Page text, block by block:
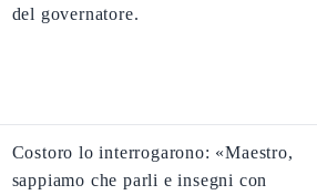
del governatore.
Costoro lo interrogarono: «Maestro,
sappiamo che parli e insegni con